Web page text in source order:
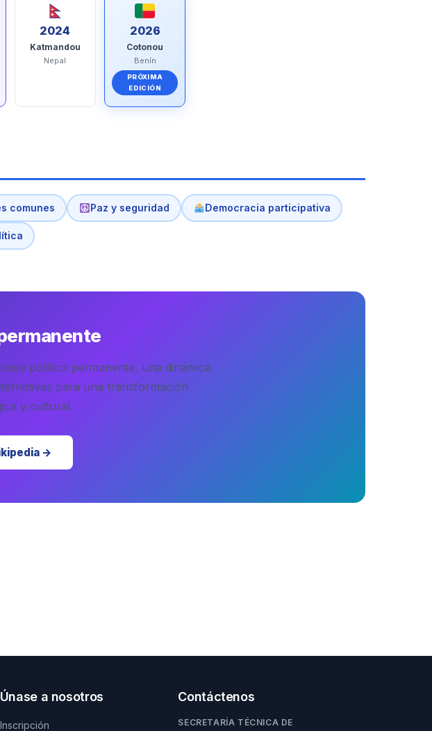
2024
Katmandou
Nepal
2026
Cotonou
Benín
PRÓXIMA
EDICIÓN
comunes Paz y seguridad Democracia participativa
político permanente, una dinámica
para una transformación
y cultural.
→
Únase a nosotros
Inscripción
Contáctenos
SECRETARÍA TÉCNICA DE